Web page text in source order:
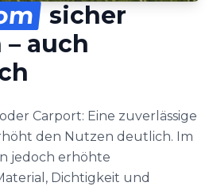
sicher
auch
Carport: Eine zuverlässige
den Nutzen deutlich. Im
jedoch erhöhte
Dichtigkeit und